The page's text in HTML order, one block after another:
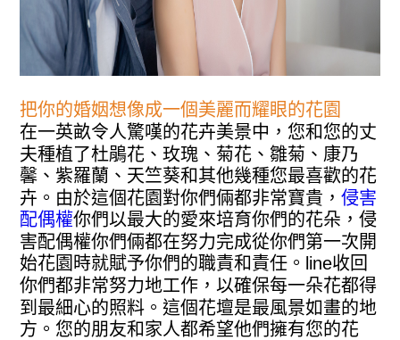
把你的婚姻想像成一個美麗而耀眼的花園
在一英畝令人驚嘆的花卉美景中，您和您的丈
夫種植了杜鵑花、玫瑰、菊花、雛菊、康乃
馨、紫羅蘭、天竺葵和其他幾種您最喜歡的花
卉。由於這個花園對你們倆都非常寶貴，侵害
配偶權你們以最大的愛來培育你們的花朵，侵
害配偶權你們倆都在努力完成從你們第一次開
始花園時就賦予你們的職責和責任。line收回
你們都非常努力地工作，以確保每一朵花都得
到最細心的照料。這個花壇是最風景如畫的地
方。您的朋友和家人都希望他們擁有您的花